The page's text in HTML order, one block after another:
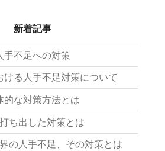
新着記事
手不足への対策
ける人手不足対策について
的な対策方法とは
ち出した対策とは
の人手不足、その対策とは